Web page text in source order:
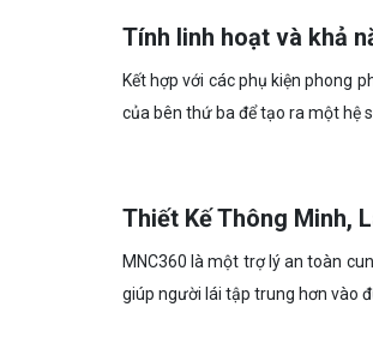
Tính linh hoạt và khả
Kết hợp với các phụ kiện phong
của bên thứ ba để tạo ra một hệ
Thiết Kế Thông Minh,
MNC360 là một trợ lý an toàn
giúp người lái tập trung hơn vào